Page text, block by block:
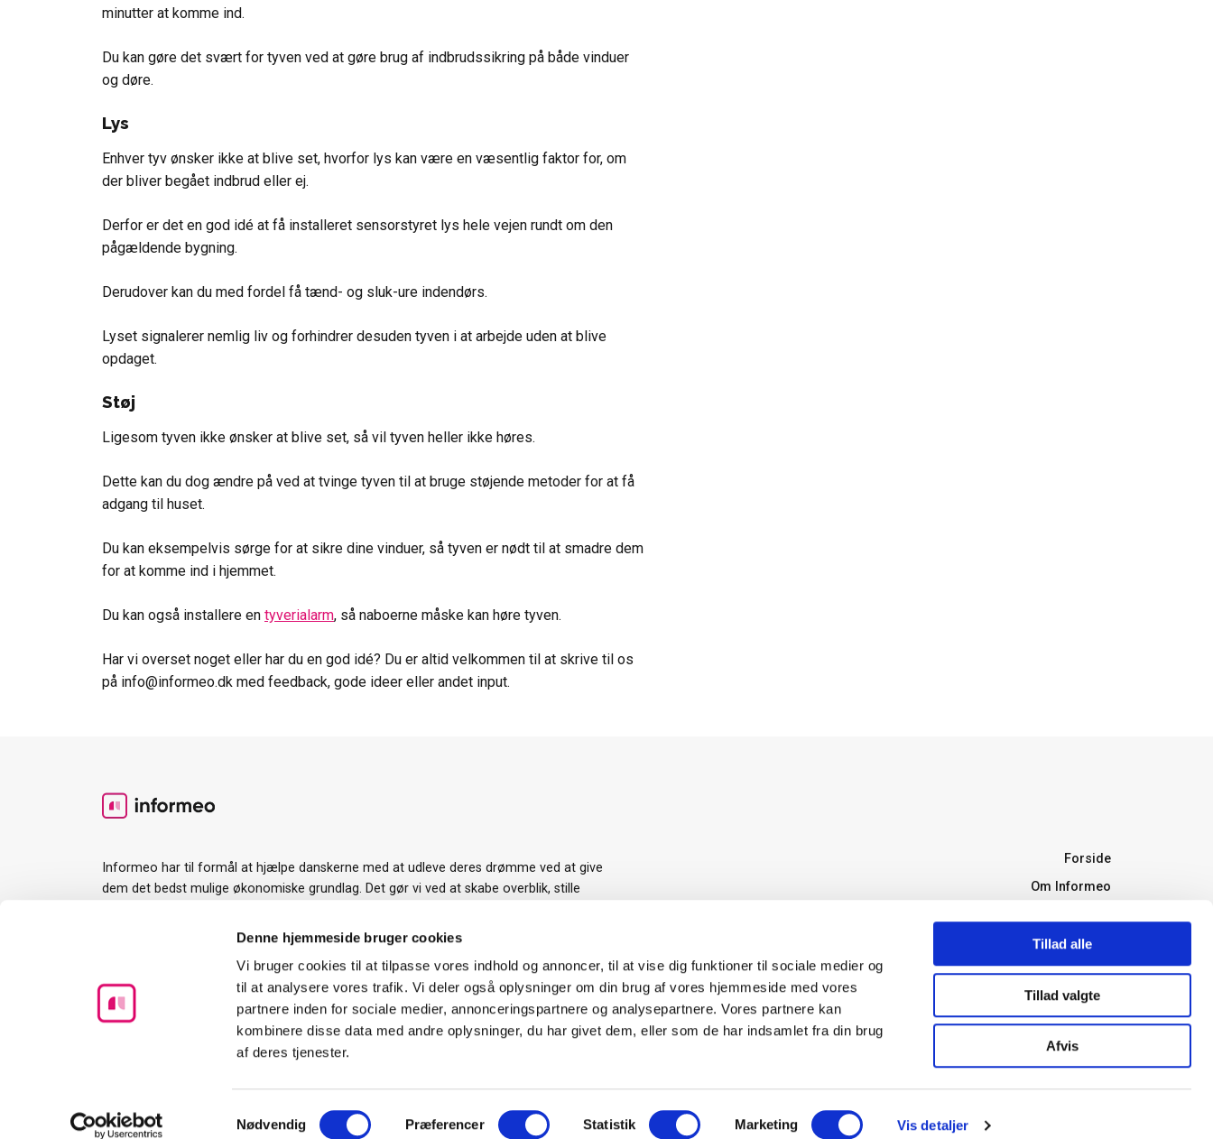
Denne hjemmeside bruger cookies
Vi bruger cookies til at tilpasse vores indhold og annoncer, til at vise dig funktioner til sociale medier og
til at analysere vores trafik. Vi deler også oplysninger om din brug af vores hjemmeside med vores
partnere inden for sociale medier, annonceringspartnere og analysepartnere. Vores partnere kan
kombinere disse data med andre oplysninger, du har givet dem, eller som de har indsamlet fra din brug
af deres tjenester.
Samtykkevalg
Nødvendig Præferencer Statistik Marketing Vis detaljer
Tillad alle
Tillad valgte
Afvis
minutter at komme ind.
Du kan gøre det svært for tyven ved at gøre brug af indbrudssikring på både vinduer
og døre.
Lys
Enhver tyv ønsker ikke at blive set, hvorfor lys kan være en væsentlig faktor for, om
der bliver begået indbrud eller ej.
Derfor er det en god idé at få installeret sensorstyret lys hele vejen rundt om den
pågældende bygning.
Derudover kan du med fordel få tænd- og sluk-ure indendørs.
Lyset signalerer nemlig liv og forhindrer desuden tyven i at arbejde uden at blive
opdaget.
Støj
Ligesom tyven ikke ønsker at blive set, så vil tyven heller ikke høres.
Dette kan du dog ændre på ved at tvinge tyven til at bruge støjende metoder for at få
adgang til huset.
Du kan eksempelvis sørge for at sikre dine vinduer, så tyven er nødt til at smadre dem
for at komme ind i hjemmet.
Du kan også installere en tyverialarm, så naboerne måske kan høre tyven.
Har vi overset noget eller har du en god idé? Du er altid velkommen til at skrive til os
på info@informeo.dk med feedback, gode ideer eller andet input.
Informeo har til formål at hjælpe danskerne med at udleve deres drømme ved at give
dem det bedst mulige økonomiske grundlag. Det gør vi ved at skabe overblik, stille
services og ydelser man har brug for i forbindelse med et boligkøb, da det er den
største økonomiske beslutning mange træffer.
Forside
Om Informeo
Forsikringsselskaber
Ordbog
Forsikringstyper
Boligkøb